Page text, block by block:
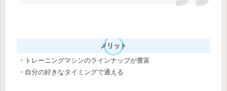
メリット
・トレーニングマシンのラインナップが豊富
・自分の好きなタイミングで通える